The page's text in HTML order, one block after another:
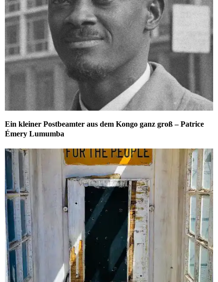
Ein kleiner Postbeamter aus dem Kongo ganz groß – Patrice
Émery Lumumba